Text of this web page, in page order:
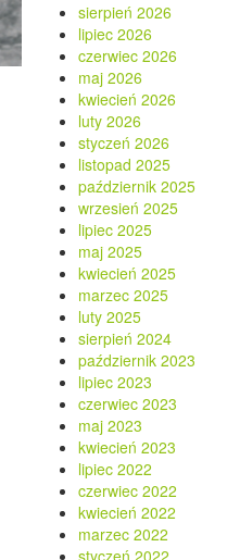
sierpień 2026
lipiec 2026
czerwiec 2026
maj 2026
kwiecień 2026
luty 2026
styczeń 2026
listopad 2025
październik 2025
wrzesień 2025
lipiec 2025
maj 2025
kwiecień 2025
marzec 2025
luty 2025
sierpień 2024
październik 2023
lipiec 2023
czerwiec 2023
maj 2023
kwiecień 2023
lipiec 2022
czerwiec 2022
kwiecień 2022
marzec 2022